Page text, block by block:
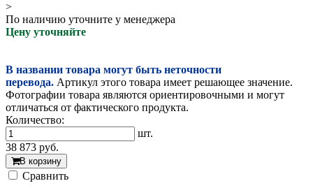
>
По наличию уточните у менеджера
Цену уточняйте
В названии товара могут быть неточности
перевода. Артикул этого товара имеет решающее значение.
Фотографии товара являются ориентировочными и могут
отличаться от фактического продукта.
Количество:
шт.
38 873 руб.
В корзину
Cравнить